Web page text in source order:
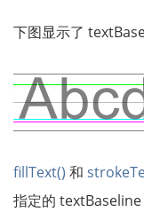
下图显示了
fillText() 和
指定的 textBaseline